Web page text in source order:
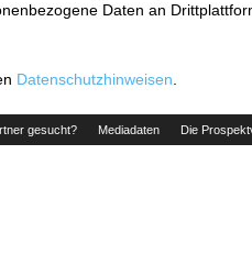
Daten an
Datenschutzhinweisen
gesucht? Mediadaten Die